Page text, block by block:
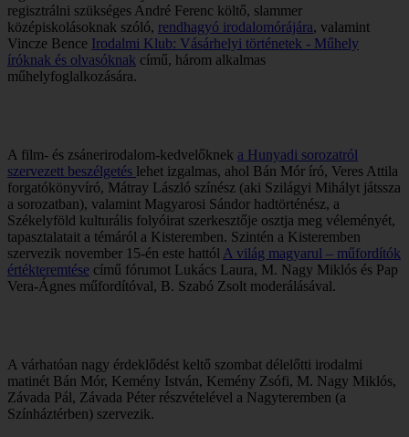
regisztrálni szükséges André Ferenc költő, slammer
középiskolásoknak szóló, rendhagyó irodalomórájára, valamint
Vincze Bence Irodalmi Klub: Vásárhelyi történetek - Műhely
íróknak és olvasóknak című, három alkalmas
műhelyfoglalkozására.
A film- és zsánerirodalom-kedvelőknek a Hunyadi sorozatról
szervezett beszélgetés lehet izgalmas, ahol Bán Mór író, Veres Attila
forgatókönyvíró, Mátray László színész (aki Szilágyi Mihályt játssza
a sorozatban), valamint Magyarosi Sándor hadtörténész, a
Székelyföld kulturális folyóirat szerkesztője osztja meg véleményét,
tapasztalatait a témáról a Kisteremben. Szintén a Kisteremben
szervezik november 15-én este hattól A világ magyarul – műfordítók
értékteremtése című fórumot Lukács Laura, M. Nagy Miklós és Pap
Vera-Ágnes műfordítóval, B. Szabó Zsolt moderálásával.
A várhatóan nagy érdeklődést keltő szombat délelőtti irodalmi
matinét Bán Mór, Kemény István, Kemény Zsófi, M. Nagy Miklós,
Závada Pál, Závada Péter részvételével a Nagyteremben (a
Színháztérben) szervezik.